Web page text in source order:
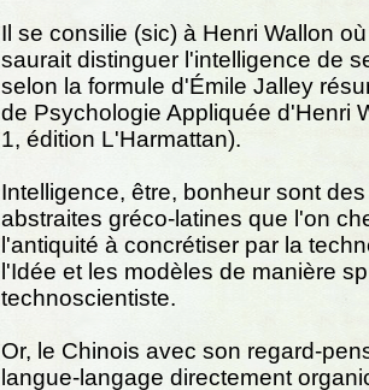
Il se consilie (sic) à Henri Wallon
saurait distinguer l'intelligence de
selon la formule d'Émile Jalley
de Psychologie Appliquée d'Henri
1, édition L'Harmattan).
Intelligence, être, bonheur sont
abstraites gréco-latines que l'on
l'antiquité à concrétiser par la
l'Idée et les modèles de manière
technoscientiste.
Or, le Chinois avec son regard-
langue-langage directement